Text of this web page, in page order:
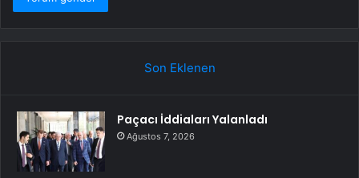
Son Eklenen
Paçacı İddiaları Yalanladı
Ağustos 7, 2026